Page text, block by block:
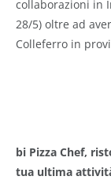
collaborazioni in
28/5) oltre ad
Colleferro in
bi Pizza Chef,
tua ultima